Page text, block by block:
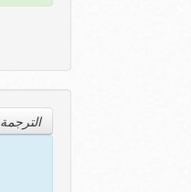
الترجمة Translation